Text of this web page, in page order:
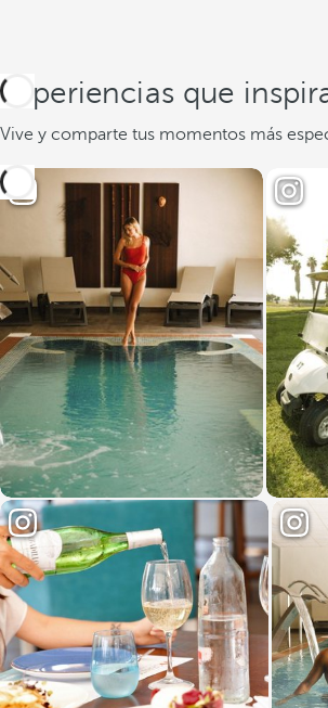
Experiencias que
Vive y comparte tus momentos más